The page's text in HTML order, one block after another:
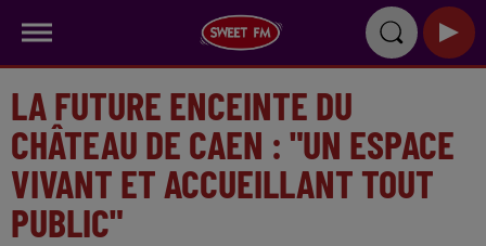
LA FUTURE ENCEINTE DU
CHÂTEAU DE CAEN : "UN ESPACE
VIVANT ET ACCUEILLANT TOUT
PUBLIC"